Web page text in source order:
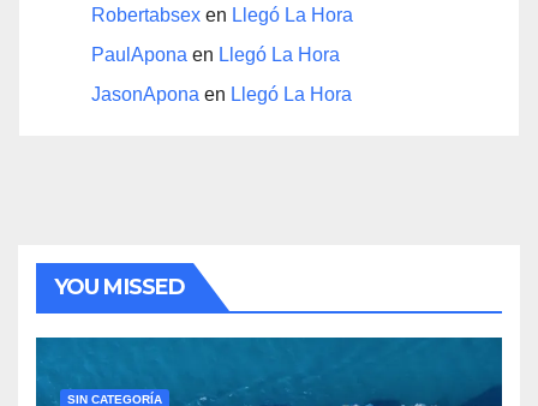
Robertabsex en Llegó La Hora
PaulApona en Llegó La Hora
JasonApona en Llegó La Hora
YOU MISSED
SIN CATEGORÍA